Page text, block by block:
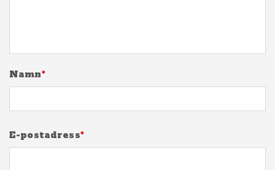
Namn*
E-postadress*